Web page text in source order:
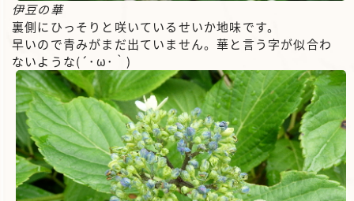
伊豆の華
裏側にひっそりと咲いているせいか地味です。
早いので青みがまだ出ていません。華と言う字が似合わ
ないような(´･ω･｀)